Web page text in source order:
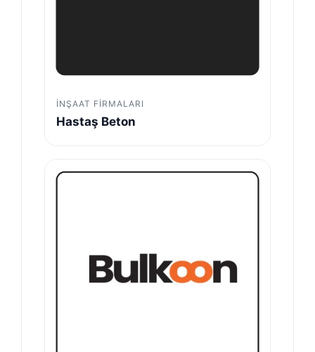
İNŞAAT FIRMALARI
Hastaş Beton